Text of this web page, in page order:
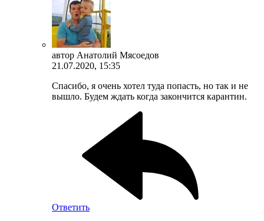
автор Анатолий Мясоедов
21.07.2020, 15:35
Спасибо, я очень хотел туда попасть, но так и не
вышло. Будем ждать когда закончится карантин.
Ответить